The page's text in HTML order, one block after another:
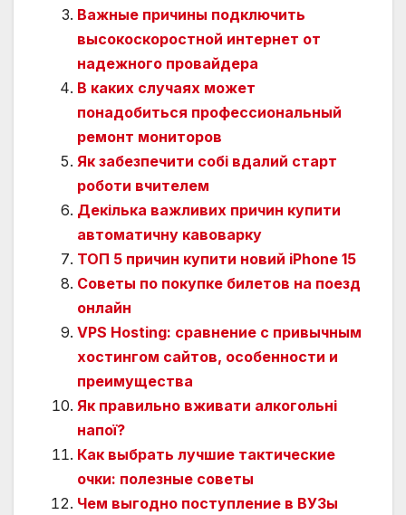
Важные причины подключить
высокоскоростной интернет от
надежного провайдера
В каких случаях может
понадобиться профессиональный
ремонт мониторов
Як забезпечити собі вдалий старт
роботи вчителем
Декілька важливих причин купити
автоматичну кавоварку
ТОП 5 причин купити новий iPhone 15
Советы по покупке билетов на поезд
онлайн
VPS Hosting: сравнение с привычным
хостингом сайтов, особенности и
преимущества
Як правильно вживати алкогольні
напої?
Как выбрать лучшие тактические
очки: полезные советы
Чем выгодно поступление в ВУЗы